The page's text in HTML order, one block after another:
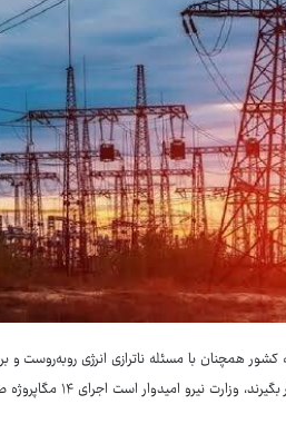
همچنان با مسئله ناترازی انرژی
وضعیت منطقه